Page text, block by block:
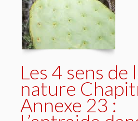
Les 4 sens de
nature
Annexe 23 :